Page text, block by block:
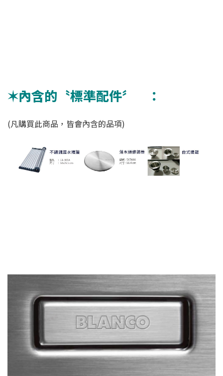
✶內含的〝標準配件〞 ：
(凡購買此商品，皆會內含的品項)